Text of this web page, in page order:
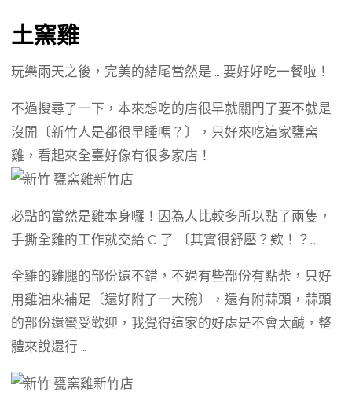
土窯雞
玩樂兩天之後，完美的結尾當然是 … 要好好吃一餐啦！
不過搜尋了一下，本來想吃的店很早就關門了要不就是
沒開〔新竹人是都很早睡嗎？〕，只好來吃這家甕窯
雞，看起來全臺好像有很多家店！
必點的當然是雞本身囉！因為人比較多所以點了兩隻，
手撕全雞的工作就交給 C 了 〔其實很舒壓？欸！？…
全雞的雞腿的部份還不錯，不過有些部份有點柴，只好
用雞油來補足〔還好附了一大碗〕，還有附蒜頭，蒜頭
的部份還蠻受歡迎，我覺得這家的好處是不會太鹹，整
體來說還行 …